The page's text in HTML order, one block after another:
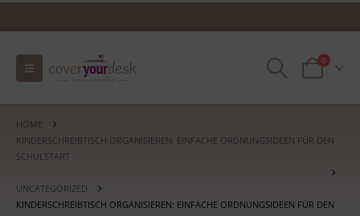
0
HOME
KINDERSCHREIBTISCH ORGANISIEREN: EINFACHE ORDNUNGSIDEEN FÜR DEN
SCHULSTART
UNCATEGORIZED
KINDERSCHREIBTISCH ORGANISIEREN: EINFACHE ORDNUNGSIDEEN FÜR DEN